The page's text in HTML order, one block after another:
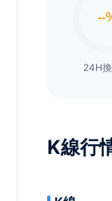
24H
K線行